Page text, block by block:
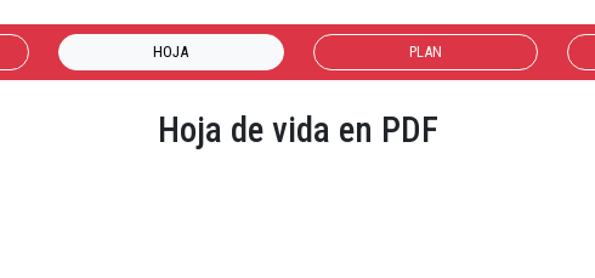
HOJA PLAN
Hoja de vida en PDF